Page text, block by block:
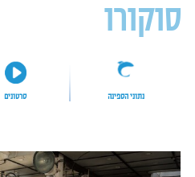
סוקורו
נתוני הספינה סרטונים